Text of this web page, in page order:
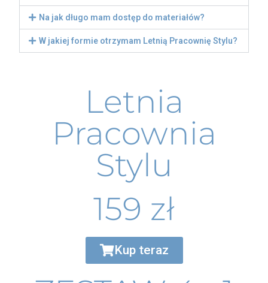
Na jak długo mam dostęp do materiałów?
W jakiej formie otrzymam Letnią Pracownię Stylu?
Letnia
Pracownia
Stylu
159 zł
Kup teraz